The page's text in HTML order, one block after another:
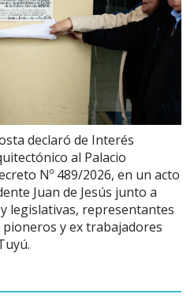
declaró de Interés
al Palacio
Nº 489/2026, en un acto
Juan de Jesús junto a
legislativas, representantes
y ex trabajadores